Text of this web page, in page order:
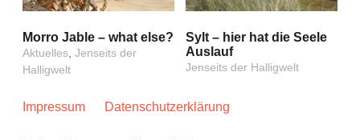
Morro Jable – what else?
Aktuelles ,Jenseits der
Halligwelt
Sylt – hier hat die Seele
Auslauf
Jenseits der Halligwelt
Impressum Datenschutzerklärung